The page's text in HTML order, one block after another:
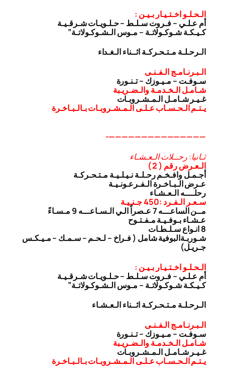
الـحـلـو اخـتـيـار بـيـن :
أم عـلـي – فـروت سـلـط – حـلـويـات شـرقـيـة
كـيـكـة شـوكـولاتـة – مـوس الـشـوكـولاتـة”
الـرحـلـة مـتـحـركـة اثــناء الـغـداء
الـبـرنـامـج الـفـنـى
سـوفـت – مـيـوزك – تـنـورة
شـامـل الـخـدمـة والـضـريـبة
غـيـر شـامـل الـمـشـروبـات
يـتـم الـحـسـاب عـلـى الـمـشـروبـات بـالـبـاخـرة
———————————————-
ثـانيا: رحــلات الـعـشـاء
الـعـرض رقم ( 2 )
أجـمـل وافـخـم رحـلـة نـيـلـيـة مـتـحـركـة
عـرض الـبـاخـرة الـفـرعـونـيـة
رحلــــه الـعـشـاء
سـعـر الـفـرد :450 جـنـيـة
مــن الساعـــه 7 عـصراً الـي الـسـاعـــه 9 مـسـاءً
عـشـاء بـوفـيـة مـفـتـوح
8 انـواع سـلـطـات
شـوربـةالبوفية شامل ( فـراخ – لـحـم – سـمـك – مـيـكـس
جـريـل)
الـحـلـو اخـتـيـار بـيـن :
أم عـلـي – فـروت سـلـط – حـلـويـات شـرقـيـة
كـيـكـة شـوكـولاتـة – مـوس الـشـوكـولاتـة”
الـرحـلـة مـتـحـركـة اثــناء الـعـشـاء
الـبـرنـامـج الـفـنـى
سـوفـت – مـيـوزك – تـنـورة
شـامـل الـخـدمـة والـضـريـبة
غـيـر شـامـل الـمـشـروبـات
يـتـم الـحـسـاب عـلـى الـمـشـروبـات بـالـبـاخـرة